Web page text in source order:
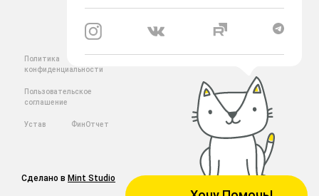
Политика
конфиденциальности
Пользовательское
соглашение
Устав ФинОтчет
Сделано в Mint Studio